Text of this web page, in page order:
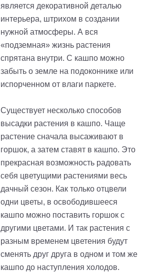
является декоративной деталью
интерьера, штрихом в создании
нужной атмосферы. А вся
«подземная» жизнь растения
спрятана внутри. С кашпо можно
забыть о земле на подоконнике или
испорченном от влаги паркете.
Существует несколько способов
высадки растения в кашпо. Чаще
растение сначала высаживают в
горшок, а затем ставят в кашпо. Это
прекрасная возможность радовать
себя цветущими растениями весь
дачный сезон. Как только отцвели
одни цветы, в освободившееся
кашпо можно поставить горшок с
другими цветами. И так растения с
разным временем цветения будут
сменять друг друга в одном и том же
кашпо до наступления холодов.